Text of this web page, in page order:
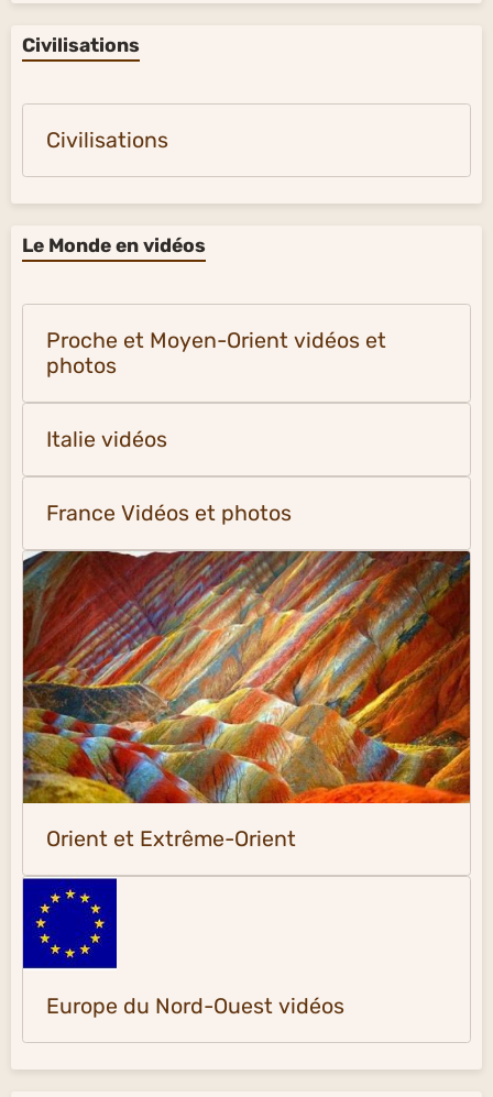
Civilisations
Civilisations
Le Monde en vidéos
Proche et Moyen-Orient vidéos et
photos
Italie vidéos
France Vidéos et photos
Orient et Extrême-Orient
Europe du Nord-Ouest vidéos